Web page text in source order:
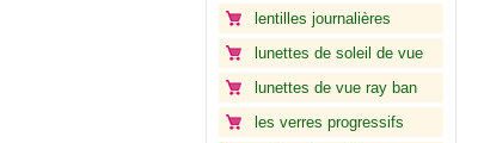
lentilles journalières
lunettes de soleil de vue
lunettes de vue ray ban
les verres progressifs